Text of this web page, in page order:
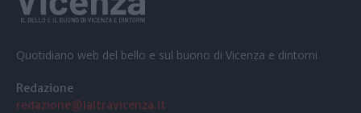
Quotidiano web del bello e sul buono di Vicenza e dintorni
Redazione
redazione@laltravicenza.it